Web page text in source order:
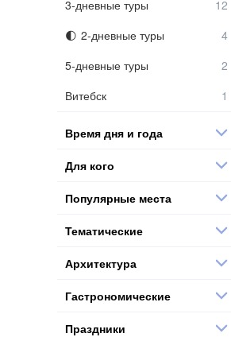
3-дневные туры
2-дневные туры
5-дневные туры
Витебск
Время дня и года
Для кого
Популярные места
Тематические
Архитектура
Гастрономические
Праздники